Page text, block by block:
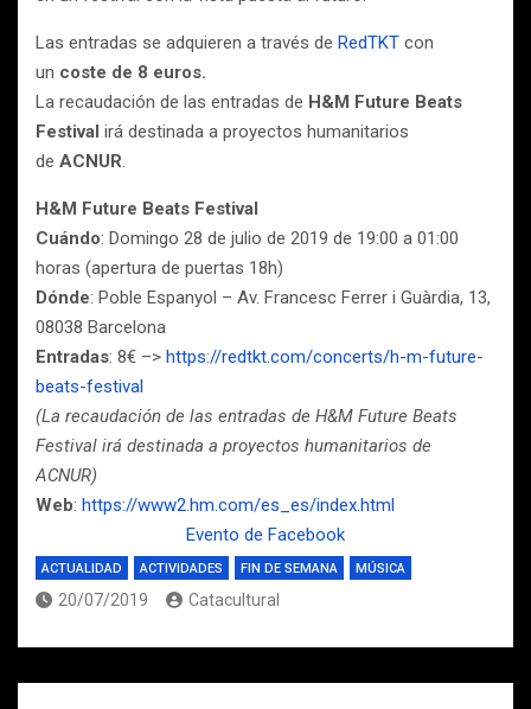
Las entradas se adquieren a través de RedTKT con
un coste de 8 euros.
La recaudación de las entradas de H&M Future Beats
Festival irá destinada a proyectos humanitarios
de ACNUR.
H&M Future Beats Festival
Cuándo: Domingo 28 de julio de 2019 de 19:00 a 01:00
horas (apertura de puertas 18h)
Dónde: Poble Espanyol – Av. Francesc Ferrer i Guàrdia, 13,
08038 Barcelona
Entradas: 8€ –> https://redtkt.com/concerts/h-m-future-
beats-festival
(La recaudación de las entradas de H&M Future Beats
Festival irá destinada a proyectos humanitarios de
ACNUR)
Web: https://www2.hm.com/es_es/index.html
Evento de Facebook
ACTUALIDAD ACTIVIDADES FIN DE SEMANA MÚSICA
20/07/2019 Catacultural